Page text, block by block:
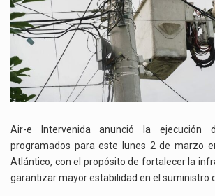
EL
BARRIO
ALTOS
DEL
PARQUE
OTROS
DEL
ATLÁNTICO
ESTE
2
Air-e Intervenida anunció la ejecución
programados para este lunes 2 de marzo
Atlántico, con el propósito de fortalecer la
garantizar mayor estabilidad en el suministro